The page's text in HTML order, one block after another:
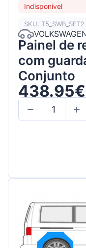
Indisponível
SKU: T5_SWB_SET2
Painel de
com
Conjunto
438.95€